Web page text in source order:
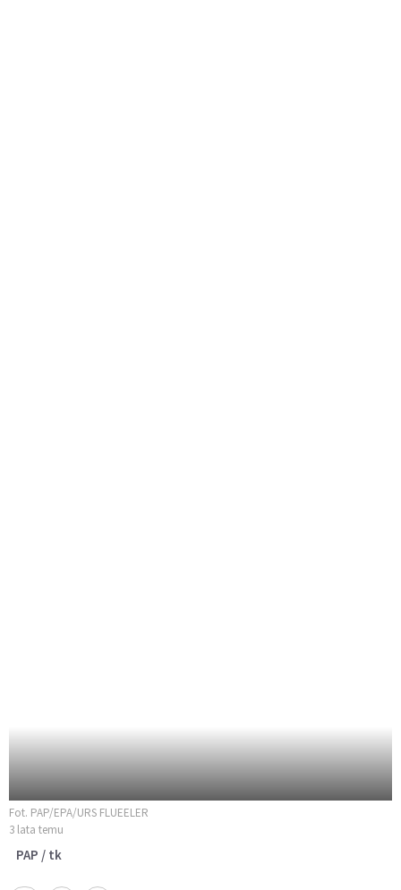
Fot. PAP/EPA/URS FLUEELER
3 lata temu
PAP / tk